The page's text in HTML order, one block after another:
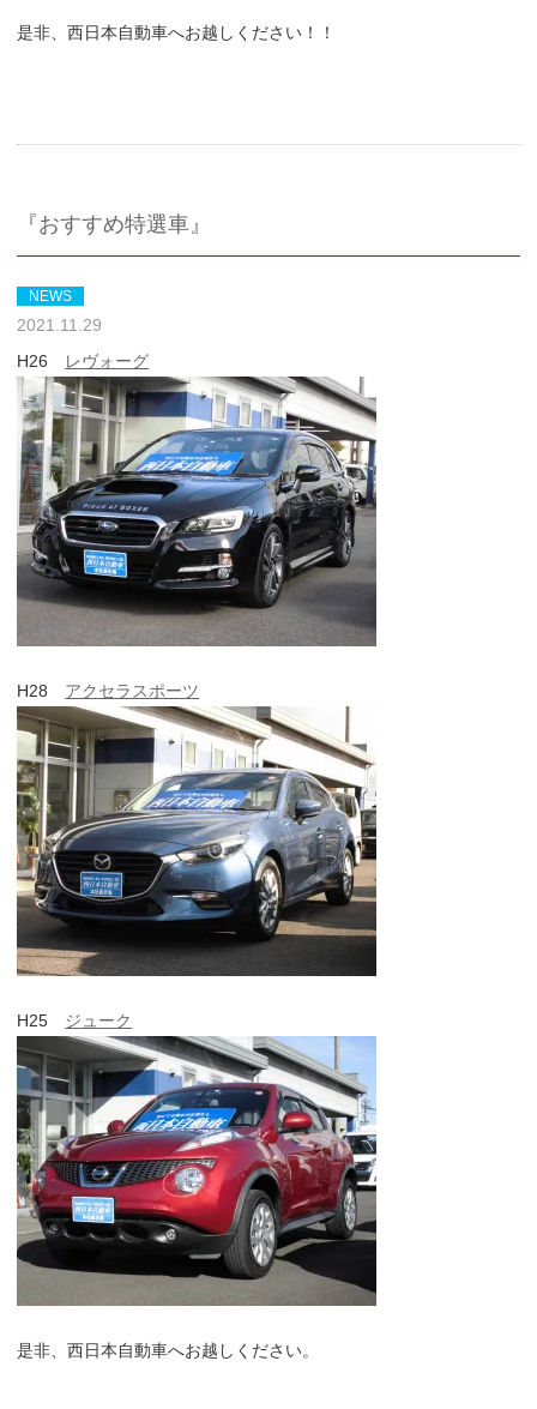
是非、西日本自動車へお越しください！！
『おすすめ特選車』
NEWS
2021.11.29
H26
レヴォーグ
H28 アクセラスポーツ
H25 ジューク
是非、西日本自動車へお越しください。